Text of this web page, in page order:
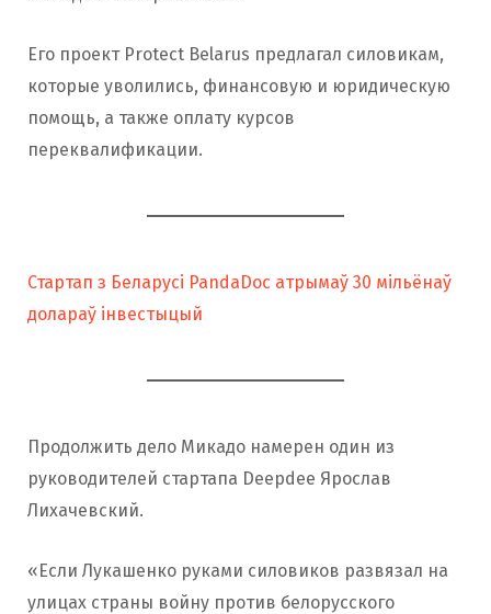
Его проект Protect Belarus предлагал силовикам,
которые уволились, финансовую и юридическую
помощь, а также оплату курсов
переквалификации.
Стартап з Беларусі PandaDoc атрымаў 30 мільёнаў
долараў інвестыцый
Продолжить дело Микадо намерен один из
руководителей стартапа Deepdee Ярослав
Лихачевский.
«Если Лукашенко руками силовиков развязал на
улицах страны войну против белорусского